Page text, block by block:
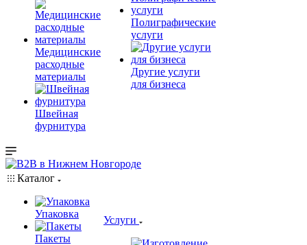
Медицинские
расходные
материалы
Швейная
фурнитура
Полиграфические
услуги
Другие услуги
для бизнеса
Каталог
Упаковка
Пакеты
Услуги